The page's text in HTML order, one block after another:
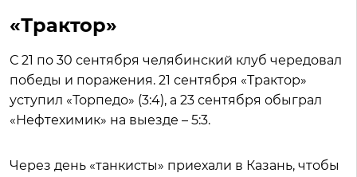
«Трактор»
С 21 по 30 сентября челябинский клуб чередовал
победы и поражения. 21 сентября «Трактор»
уступил «Торпедо» (3:4), а 23 сентября обыграл
«Нефтехимик» на выезде – 5:3.
Через день «танкисты» приехали в Казань, чтобы